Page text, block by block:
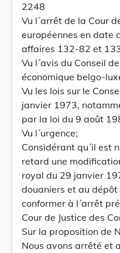
2248
Vu l´arrêt de la Cour
européennes en date
affaires 132-82 et
Vu l´avis du Conseil
économique belgo-
Vu les lois sur le
janvier 1973,
par la loi du 9 août
Vu l´urgence;
Considérant qu´il est
retard une
royal du 29 janvier
douaniers et au
conformer à l´arrêt
Cour de Justice des
Sur la proposition de
Nous avons arrêté et